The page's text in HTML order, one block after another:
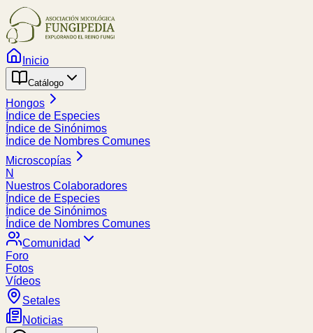
Inicio
Catálogo
Hongos
Índice de Especies
Índice de Sinónimos
Índice de Nombres Comunes
Microscopías
N
Nuestros Colaboradores
Índice de Especies
Índice de Sinónimos
Índice de Nombres Comunes
Comunidad
Foro
Fotos
Vídeos
Setales
Noticias